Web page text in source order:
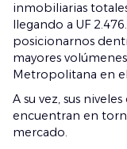
inmobiliarias
llegando a UF
posicionarnos
mayores
Metropolitana en
A su vez, sus
encuentran en
mercado.